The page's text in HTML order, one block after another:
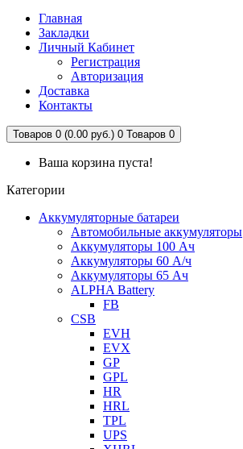
Главная
Закладки
Личный Кабинет
Регистрация
Авторизация
Доставка
Контакты
Товаров 0 (0.00 руб.) 0 Товаров 0
Ваша корзина пуста!
Категории
Аккумуляторные батареи
Автомобильные аккумуляторы
Аккумуляторы 100 Ач
Аккумуляторы 60 А/ч
Аккумуляторы 65 Ач
ALPHA Battery
FB
CSB
EVH
EVX
GP
GPL
HR
HRL
TPL
UPS